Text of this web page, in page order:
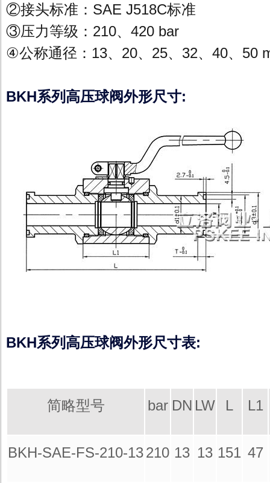
②接头标准：SAE J518C标准
③压力等级：210、420 bar
④公称通径：13、20、25、32、40、50
BKH系列高压球阀外形尺寸:
BKH系列高压球阀外形尺寸表:
简略型号 bar DN LW L L1
BKH-SAE-FS-210-13210 13 13 151 47